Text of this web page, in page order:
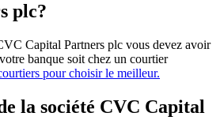
plc?
Capital Partners plc vous devez avoir
banque soit chez un courtier
pour choisir le meilleur.
la société CVC Capital